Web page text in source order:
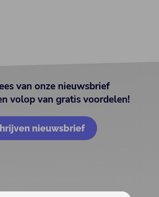
van onze nieuwsbrief
volop van gratis voordelen!
nieuwsbrief